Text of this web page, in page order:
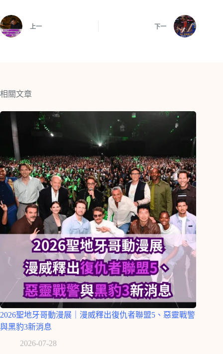
上一 下一
相關文章
2026聖地牙哥動漫展｜漫威釋出復仇者聯盟5、惡靈戰警
與黑豹3新消息
2026-07-28